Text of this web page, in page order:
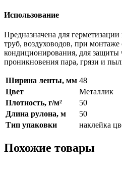
Использование
Предназначена для
труб, воздуховодов, при
кондиционирования, для защиты
проникновения пара, грязи и
Ширина ленты, мм 48
Цвет
Металлик
Плотность, г/м²
50
Длина рулона, м
50
Тип упаковки
наклейка
Похожие товары